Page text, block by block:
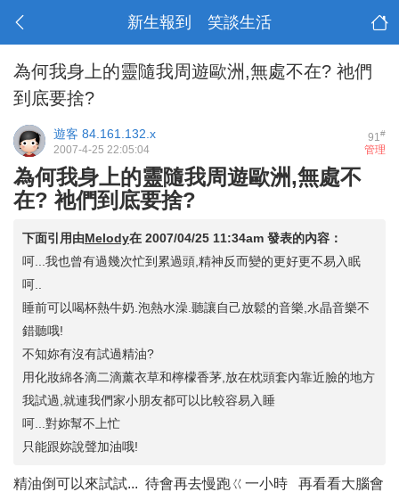
新生報到 笑談生活
為何我身上的靈隨我周遊歐洲,無處不在? 祂們
到底要捨?
91#
遊客 84.161.132.x
管理
2007-4-25 22:05:04
為何我身上的靈隨我周遊歐洲,無處不
在? 祂們到底要捨?
下面引用由Melody在 2007/04/25 11:34am 發表的內容：
呵...我也曾有過幾次忙到累過頭,精神反而變的更好更不易入眠
呵..
睡前可以喝杯熱牛奶.泡熱水澡.聽讓自己放鬆的音樂,水晶音樂不
錯聽哦!
不知妳有沒有試過精油?
用化妝綿各滴二滴薰衣草和檸檬香茅,放在枕頭套內靠近臉的地方
我試過,就連我們家小朋友都可以比較容易入睡
呵...對妳幫不上忙
只能跟妳說聲加油哦!
精油倒可以來試試... 待會再去慢跑ㄍ一小時 再看看大腦會